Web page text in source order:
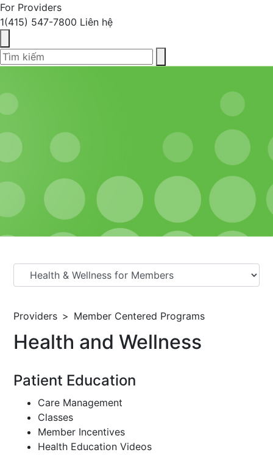
For Providers
1(415) 547-7800 Liên hệ
Providers Member Centered Programs
Health and Wellness
Patient Education
Care Management
Classes
Member Incentives
Health Education Videos